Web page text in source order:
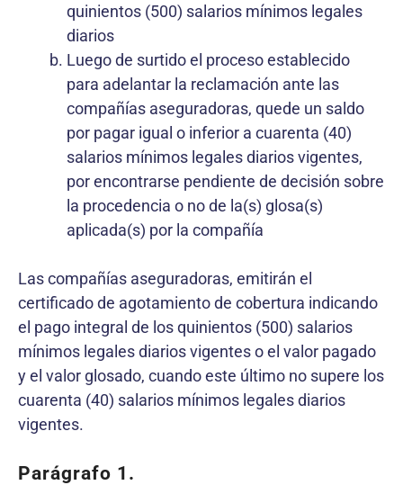
quinientos (500) salarios mínimos legales
diarios
Luego de surtido el proceso establecido
para adelantar la reclamación ante las
compañías aseguradoras, quede un saldo
por pagar igual o inferior a cuarenta (40)
salarios mínimos legales diarios vigentes,
por encontrarse pendiente de decisión sobre
la procedencia o no de la(s) glosa(s)
aplicada(s) por la compañía
Las compañías aseguradoras, emitirán el
certificado de agotamiento de cobertura indicando
el pago integral de los quinientos (500) salarios
mínimos legales diarios vigentes o el valor pagado
y el valor glosado, cuando este último no supere los
cuarenta (40) salarios mínimos legales diarios
vigentes.
Parágrafo 1.